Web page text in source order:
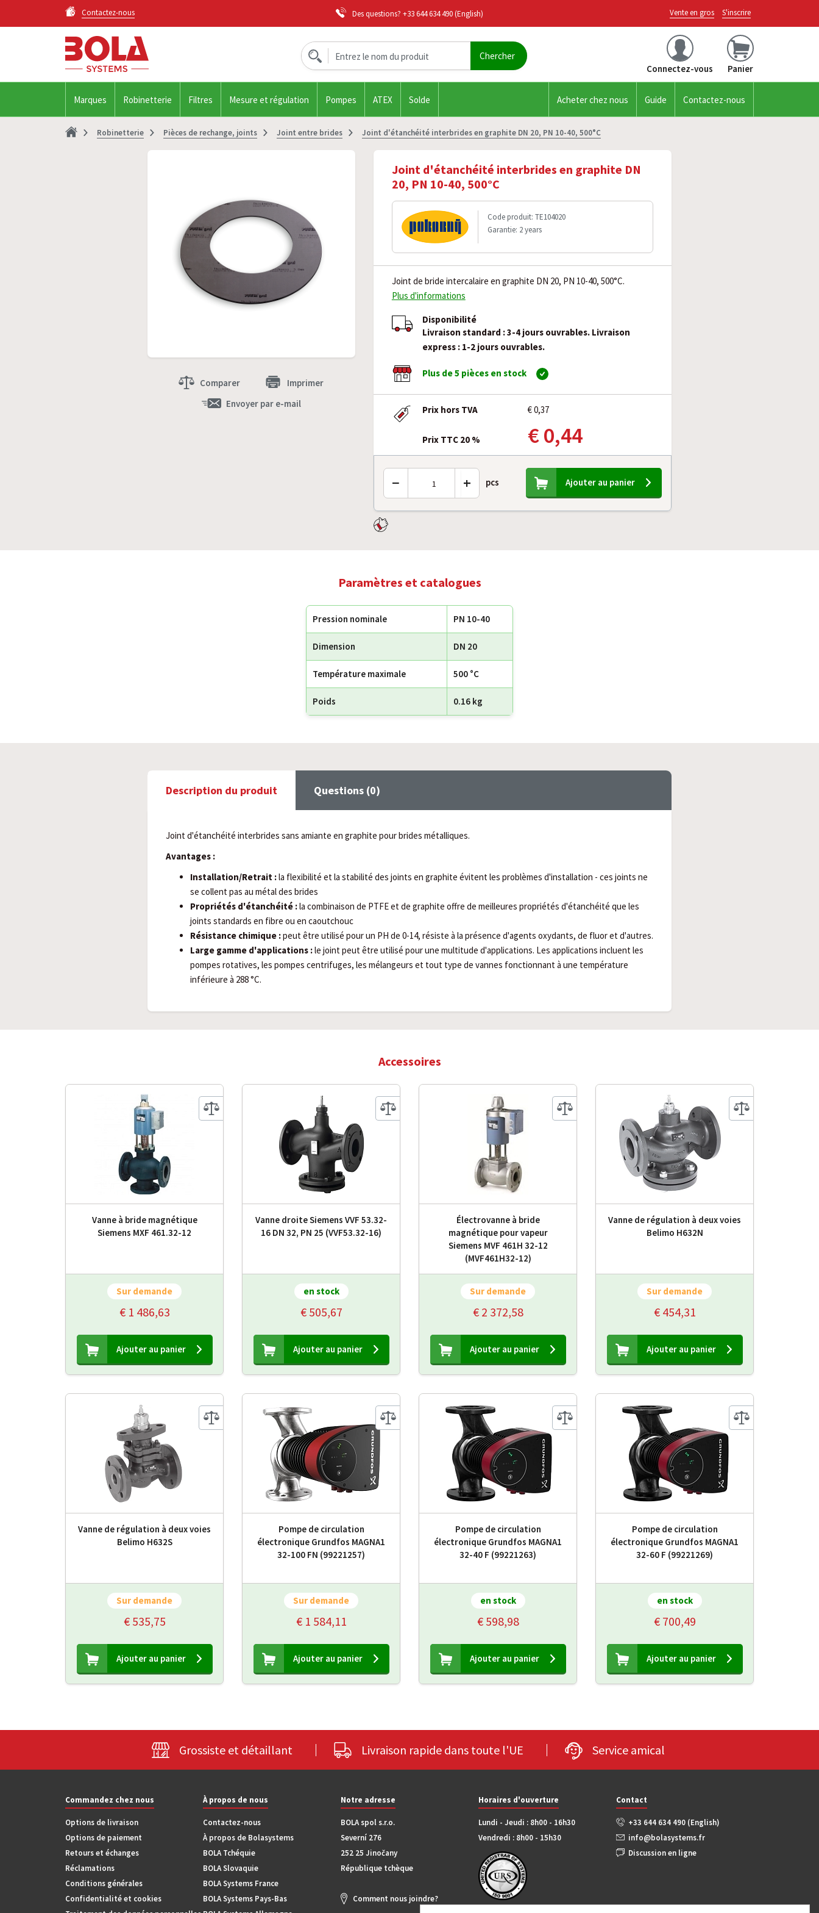
Contactez-nous Des questions? +33 644 634 490(English) Vente en gros S'inscrire
Connectez-vous Panier
Marques Robinetterie Filtres Mesure et régulation Pompes ATEX Solde Acheter chez nous Guide Contactez-nous
Robinetterie Pièces de rechange, joints Joint entre brides Joint d'étanchéité interbrides en graphite DN 20, PN 10-40, 500°C
Comparer
Imprimer
Envoyer par e-mail
Joint d'étanchéité interbrides en graphite DN
20, PN 10-40, 500°C
Code produit: TE104020
Garantie: 2 years
Joint de bride intercalaire en graphite DN 20, PN 10-40, 500°C.
Plus d'informations
Disponibilité
Livraison standard : 3-4 jours ouvrables. Livraison
express : 1-2 jours ouvrables.
Plus de 5 pièces en stock
Prix hors TVA € 0,37
Prix TTC 20 % € 0,44
pcs
− + Ajouter au panier
Paramètres et catalogues
Pression nominale PN 10-40
Dimension DN 20
Température maximale 500 °C
Poids 0.16 kg
Description du produit Questions (0)
Joint d'étanchéité interbrides sans amiante en graphite pour brides métalliques.
Avantages :
Installation/Retrait :la flexibilité et la stabilité des joints en graphite évitent les problèmes d'installation - ces joints ne
se collent pas au métal des brides
Propriétés d'étanchéité :la combinaison de PTFE et de graphite offre de meilleures propriétés d'étanchéité que les
joints standards en fibre ou en caoutchouc
Résistance chimique :peut être utilisé pour un PH de 0-14, résiste à la présence d'agents oxydants, de fluor et d'autres.
Large gamme d'applications :le joint peut être utilisé pour une multitude d'applications. Les applications incluent les
pompes rotatives, les pompes centrifuges, les mélangeurs et tout type de vannes fonctionnant à une température
inférieure à 288 °C.
Accessoires
Vanne à bride magnétique
Siemens MXF 461.32-12
Sur demande
€ 1 486,63
Ajouter au panier
Vanne droite Siemens VVF 53.32-
16 DN 32, PN 25 (VVF53.32-16)
en stock
€ 505,67
Ajouter au panier
Électrovanne à bride
magnétique pour vapeur
Siemens MVF 461H 32-12
(MVF461H32-12)
Sur demande
€ 2 372,58
Ajouter au panier
Vanne de régulation à deux voies
Belimo H632N
Sur demande
€ 454,31
Ajouter au panier
Vanne de régulation à deux voies
Belimo H632S
Sur demande
€ 535,75
Ajouter au panier
Pompe de circulation
électronique Grundfos MAGNA1
32-100 FN (99221257)
Sur demande
€ 1 584,11
Ajouter au panier
Pompe de circulation
électronique Grundfos MAGNA1
32-40 F (99221263)
en stock
€ 598,98
Ajouter au panier
Pompe de circulation
électronique Grundfos MAGNA1
32-60 F (99221269)
en stock
€ 700,49
Ajouter au panier
Grossiste et détaillant Livraison rapide dans toute l'UE Service amical
Commandez chez nous
Options de livraison
Options de paiement
Retours et échanges
Réclamations
Conditions générales
Confidentialité et cookies
À propos de nous
Contactez-nous
À propos de Bolasystems
BOLA Tchéquie
BOLA Slovaquie
BOLA Systems France
BOLA Systems Pays-Bas
Notre adresse
BOLA spol s.r.o.
Severní 276
252 25 Jinočany
République tchèque
Comment nous joindre?
Horaires d'ouverture
Lundi - Jeudi : 8h00 - 16h30
Vendredi : 8h00 - 15h30
Contact
+33 644 634 490 (English)
info@bolasystems.fr
Discussion en ligne